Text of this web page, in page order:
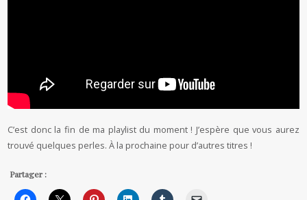
C’est donc la fin de ma playlist du moment ! J’espère que vous aurez
trouvé quelques perles. À la prochaine pour d’autres titres !
Partager :